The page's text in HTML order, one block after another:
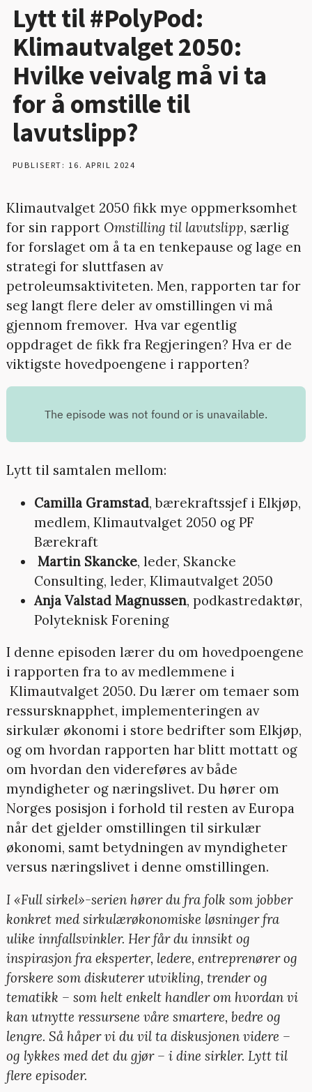
Lytt til #PolyPod:
Klimautvalget 2050:
Hvilke veivalg må vi ta
for å omstille til
lavutslipp?
PUBLISERT: 16. APRIL 2024
Klimautvalget 2050 fikk mye oppmerksomhet
for sin rapport Omstilling til lavutslipp, særlig
for forslaget om å ta en tenkepause og lage en
strategi for sluttfasen av
petroleumsaktiviteten. Men, rapporten tar for
seg langt flere deler av omstillingen vi må
gjennom fremover. Hva var egentlig
oppdraget de fikk fra Regjeringen? Hva er de
viktigste hovedpoengene i rapporten?
Lytt til samtalen mellom:
Camilla Gramstad, bærekraftssjef i Elkjøp,
medlem, Klimautvalget 2050 og PF
Bærekraft
Martin Skancke, leder, Skancke
Consulting, leder, Klimautvalget 2050
Anja Valstad Magnussen, podkastredaktør,
Polyteknisk Forening
I denne episoden lærer du om hovedpoengene
i rapporten fra to av medlemmene i
Klimautvalget 2050. Du lærer om temaer som
ressursknapphet, implementeringen av
sirkulær økonomi i store bedrifter som Elkjøp,
og om hvordan rapporten har blitt mottatt og
om hvordan den videreføres av både
myndigheter og næringslivet. Du hører om
Norges posisjon i forhold til resten av Europa
når det gjelder omstillingen til sirkulær
økonomi, samt betydningen av myndigheter
versus næringslivet i denne omstillingen.
I «Full sirkel»-serien hører du fra folk som jobber
konkret med sirkulærøkonomiske løsninger fra
ulike innfallsvinkler. Her får du innsikt og
inspirasjon fra eksperter, ledere, entreprenører og
forskere som diskuterer utvikling, trender og
tematikk – som helt enkelt handler om hvordan vi
kan utnytte ressursene våre smartere, bedre og
lengre. Så håper vi du vil ta diskusjonen videre –
og lykkes med det du gjør – i dine sirkler. Lytt til
flere episoder.